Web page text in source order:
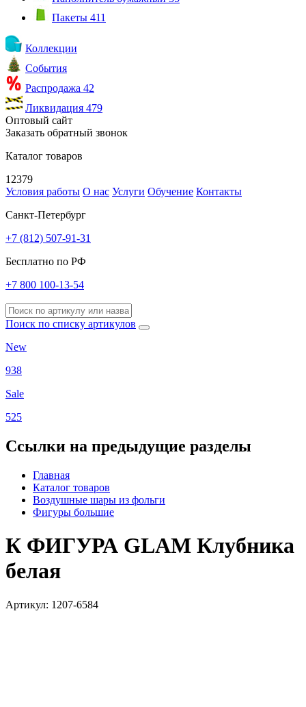
Пакеты 411
Коллекции
События
Распродажа 42
Ликвидация 479
Оптовый сайт
Заказать обратный звонок
Каталог товаров
12379
Условия работы О нас Услуги Обучение Контакты
Санкт-Петербург
+7 (812) 507-91-31
Бесплатно по РФ
+7 800 100-13-54
Поиск по списку артикулов
New
938
Sale
525
Ссылки на предыдущие разделы
Главная
Каталог товаров
Воздушные шары из фольги
Фигуры большие
К ФИГУРА GLAM Клубника
белая
Артикул: 1207-6584